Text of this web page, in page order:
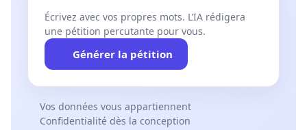
Écrivez avec vos propres mots. L’IA rédigera
une pétition percutante pour vous.
Générer la pétition
Vos données vous appartiennent
Confidentialité dès la conception